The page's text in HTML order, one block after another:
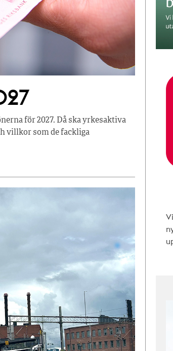
för 2027. Då ska yrkesaktiva
villkor som de fackliga